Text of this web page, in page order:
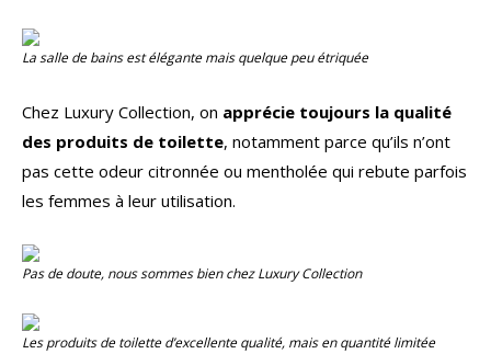
La salle de bains est élégante mais quelque peu étriquée
Chez Luxury Collection, on apprécie toujours la qualité
des produits de toilette, notamment parce qu’ils n’ont
pas cette odeur citronnée ou mentholée qui rebute parfois
les femmes à leur utilisation.
Pas de doute, nous sommes bien chezLuxury Collection
Les produits de toilette d’excellente qualité, mais en quantité limitée